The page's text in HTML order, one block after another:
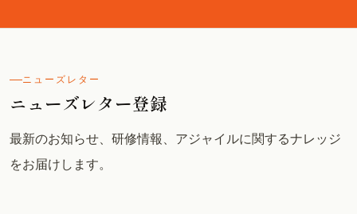
ニューズレター
ニューズレター登録
最新のお知らせ、研修情報、アジャイルに関するナレッジ
をお届けします。